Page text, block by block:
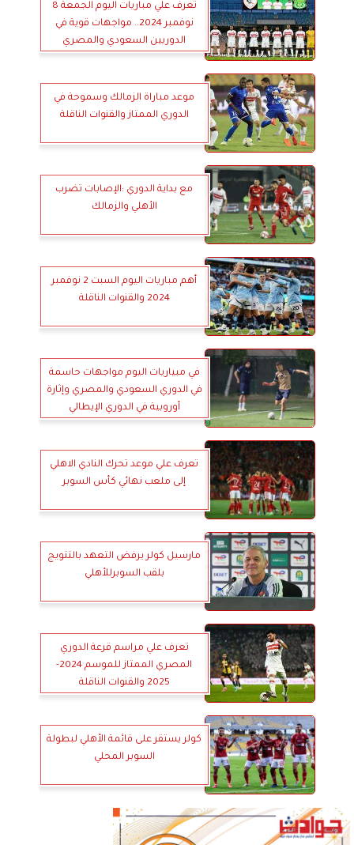
تعرف علي مباريات اليوم الجمعة 8
نوفمبر 2024.. مواجهات قوية في
الدوريين السعودي والمصري
موعد مباراة الزمالك وسموحة في
الدوري الممتاز والقنوات الناقلة
مع بداية الدوري :الإصابات تضرب
الأهلي والزمالك
أهم مباريات اليوم السبت 2 نوفمبر
2024 والقنوات الناقلة
في مبياريات اليوم مواجهات حاسمة
في الدوري السعودي والمصري وإثارة
أوروبية في الدوري الإيطالي
تعرف علي موعد تحرك النادي الاهلي
إلى ملعب نهائي كأس السوبر
مارسيل كولر يرفض التعهد بالتتويج
بلقب السوبرللأهلي
تعرف علي مراسم قرعة الدوري
المصري الممتاز للموسم 2024-
2025 والقنوات الناقلة
كولر يستقر على قائمة الأهلي لبطولة
السوبر المحلي